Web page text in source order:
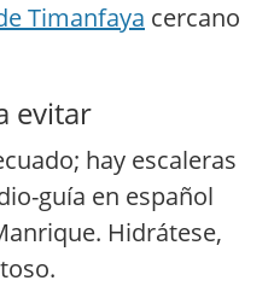
Timanfaya cercano
evitar
hay escaleras
guía en español
Hidrátese,